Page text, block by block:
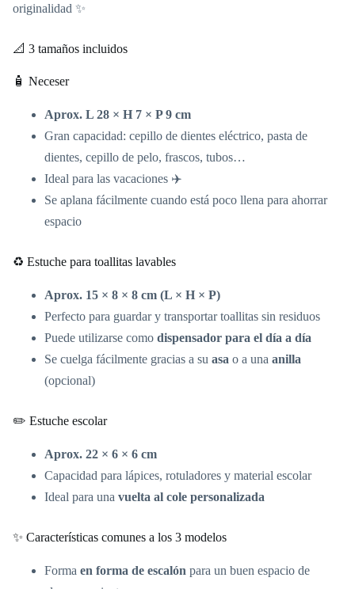
originalidad ✨
📐 3 tamaños incluidos
🧴 Neceser
Aprox. L 28 × H 7 × P 9 cm
Gran capacidad: cepillo de dientes eléctrico, pasta de
dientes, cepillo de pelo, frascos, tubos…
Ideal para las vacaciones ✈️
Se aplana fácilmente cuando está poco llena para ahorrar
espacio
♻️ Estuche para toallitas lavables
Aprox. 15 × 8 × 8 cm (L × H × P)
Perfecto para guardar y transportar toallitas sin residuos
Puede utilizarse como dispensador para el día a día
Se cuelga fácilmente gracias a su asa o a una anilla
(opcional)
✏️ Estuche escolar
Aprox. 22 × 6 × 6 cm
Capacidad para lápices, rotuladores y material escolar
Ideal para una vuelta al cole personalizada
✨ Características comunes a los 3 modelos
Forma en forma de escalón para un buen espacio de